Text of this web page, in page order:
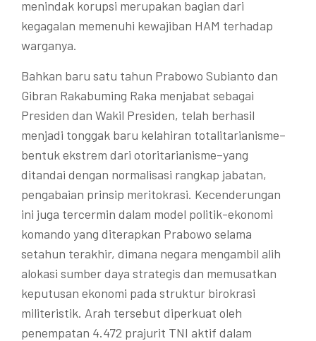
menindak korupsi merupakan bagian dari
kegagalan memenuhi kewajiban HAM terhadap
warganya.
Bahkan baru satu tahun Prabowo Subianto dan
Gibran Rakabuming Raka menjabat sebagai
Presiden dan Wakil Presiden, telah berhasil
menjadi tonggak baru kelahiran totalitarianisme–
bentuk ekstrem dari otoritarianisme–yang
ditandai dengan normalisasi rangkap jabatan,
pengabaian prinsip meritokrasi. Kecenderungan
ini juga tercermin dalam model politik-ekonomi
komando yang diterapkan Prabowo selama
setahun terakhir, dimana negara mengambil alih
alokasi sumber daya strategis dan memusatkan
keputusan ekonomi pada struktur birokrasi
militeristik. Arah tersebut diperkuat oleh
penempatan 4.472 prajurit TNI aktif dalam